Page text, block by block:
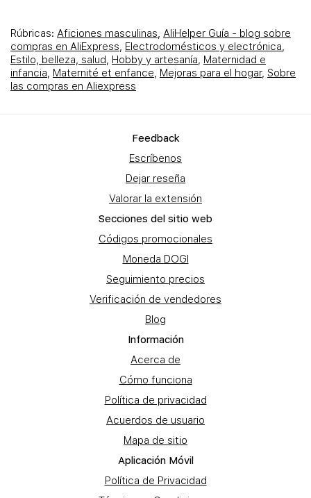
Rúbricas: Aficiones masculinas, AliHelper Guía - blog sobre
compras en AliExpress, Electrodomésticos y electrónica,
Estilo, belleza, salud, Hobby y artesanía, Maternidad e
infancia, Maternité et enfance, Mejoras para el hogar, Sobre
las compras en Aliexpress
Feеdback
Escríbenos
Dejar reseña
Valorar la extensión
Secciones del sitio web
Códigos promocionales
Moneda DOGI
Seguimiento precios
Verificación de vendedores
Blog
Información
Acerca de
Cómo funciona
Política de privacidad
Acuerdos de usuario
Mapa de sitio
Aplicación Móvil
Política de Privacidad